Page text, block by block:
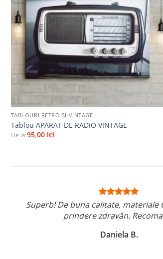
la
favorite
TABLOURI RETRO ȘI VINTAGE
Tablou APARAT DE RADIO VINTAGE
De la 95,00 lei
Superb! De buna calitate, materiale
prindere zdravăn.
Daniela B.